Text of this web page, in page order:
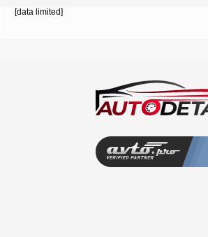
[data limited]